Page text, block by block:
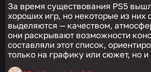
За время существования PS5
хороших игр, но некоторые из них
выделяются — качеством,
они раскрывают возможности консоли.
составляли этот список,
только на графику или сюжет, но и